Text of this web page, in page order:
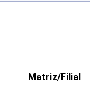
Matriz/Filial